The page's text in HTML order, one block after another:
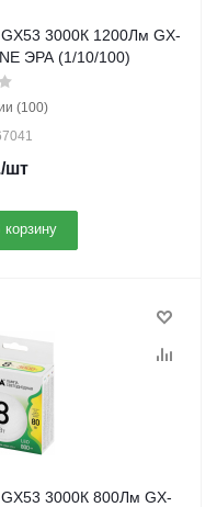
3000К 1200Лм GX-
ЭРА (1/10/100)
(100)
/шт
корзину
3000К 800Лм GX-